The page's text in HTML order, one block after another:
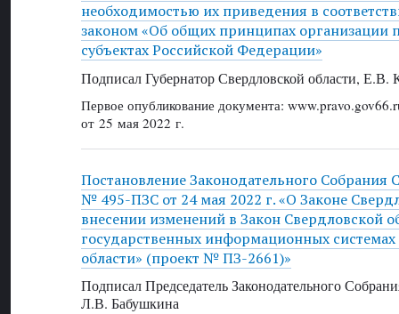
необходимостью их приведения в
законом «Об общих принципах организации
субъектах Российской Федерации»
Подписал Губернатор Свердловской области, Е.В.
Первое опубликование документа:
от 25 мая 2022 г.
Постановление Законодательного Собрания
№ 495-ПЗС от 24 мая 2022 г. «О Законе
внесении изменений в Закон Свердловской
государственных информационных
области» (проект № ПЗ-2661)»
Подписал Председатель Законодательного
Л.В. Бабушкина